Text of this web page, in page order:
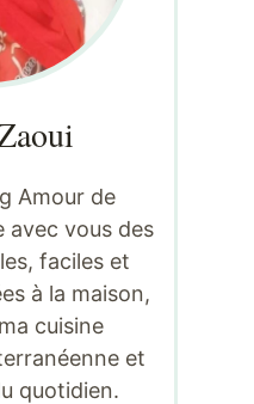
Amour de
avec vous des
faciles et
à la maison,
cuisine
et
quotidien.